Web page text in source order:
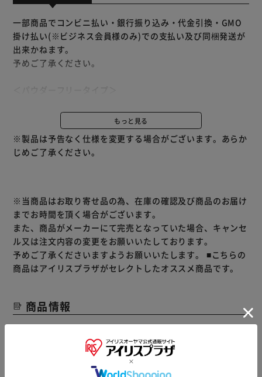
一部商品でコンビニ払い・銀行振り込み・代金引換・GMO
掛け払い(※ビジネス会員様のみ)での支払い及び同梱発送が
出来かねます。
予めご了承ください。
性・耐薬性・耐摩擦性に優れた素材です。
＜食品衛生法適合＞
ニトリルの使い捨て手袋です。耐久性があり、破れにくい特
性が有ります。
手にピッタリフィット！
素手感覚でお使いいただけます。つけたままでスマホ操作や
タッチパネルの操作もOKです！
作業性に優れた使い捨て手袋です。柔らかくて手にピッタリ
フィットするので、長時間の作業に適しています！
こんな作業におすすめ！
スプレー塗装、電子関係。
もっと見る
※製品は予告なく仕様を変更する場合がございます。あらか
じめご了承ください。
※当商品はお取り寄せ品の為、在庫の確認及び商品のお届け
までお時間を頂く場合がございます。
また、商品がメーカーにて完売となっていた場合、キャンセ
ル又は注文内容の変更をお願いいたしております。
予めご了承くださいますようお願いいたします。 ■こちらの
商品はアイリスプラザがセレクトしたオススメ商品です。
商品情報